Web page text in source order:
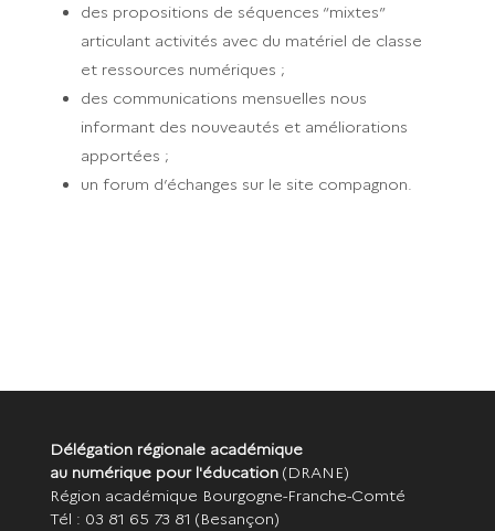
des propositions de séquences “mixtes”
articulant activités avec du matériel de classe
et ressources numériques ;
des communications mensuelles nous
informant des nouveautés et améliorations
apportées ;
un forum d’échanges sur le site compagnon.
Délégation régionale académique
au numérique pour l'éducation(DRANE)
Région académique Bourgogne-Franche-Comté
Tél : 03 81 65 73 81 (Besançon)